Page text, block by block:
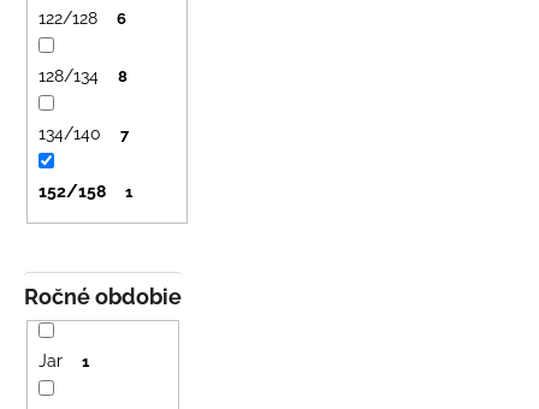
Ročné obdobie
Jar 1
122/128 6
128/134 8
134/140 7
152/158 1
m
NOHAVICE
TYRKYSOVÉ
KORÁLKY
€29